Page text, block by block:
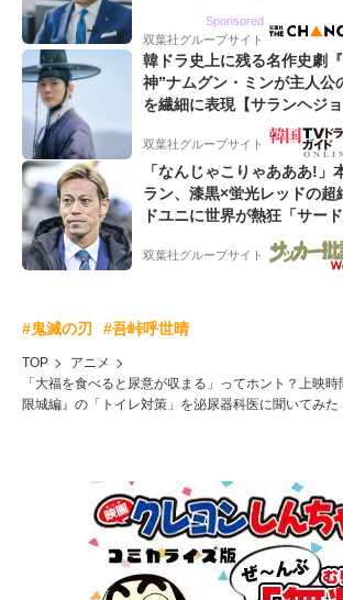
Sponsored
双葉社グループサイト
韓ドラ史上に残る名作史劇
神”ナムグン・ミンが主人公
を繊細に表現【サランヘジョ
双葉社グループサイト
「なんじゃこりゃあああ!」
ラン、漆黒×蛍光レッドの超
ドユニに世界が熱狂「サー
「こりゃかっけえわ」
双葉社グループサイト
#鬼滅の刃 #吾峠呼世晴
TOP
アニメ
「大福を食べると尿意が収まる」ってホント？上映
限城編』の「トイレ対策」を泌尿器科医に聞いてみた